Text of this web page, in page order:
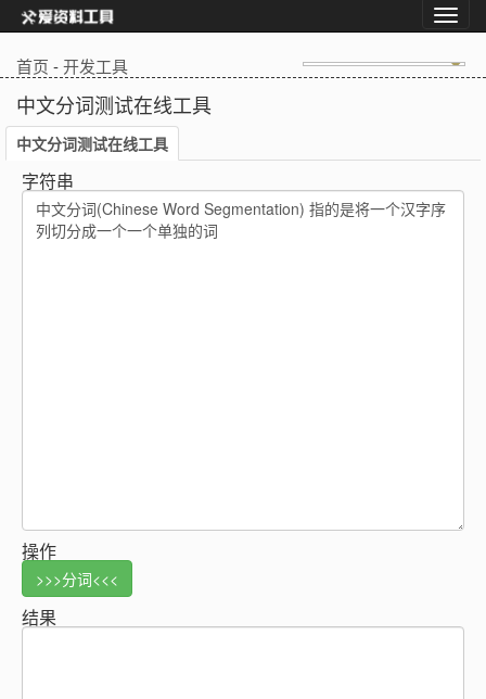
首页 -开发工具
中文分词测试在线工具
中文分词测试在线工具
字符串
操作
>>>分词<<<
结果